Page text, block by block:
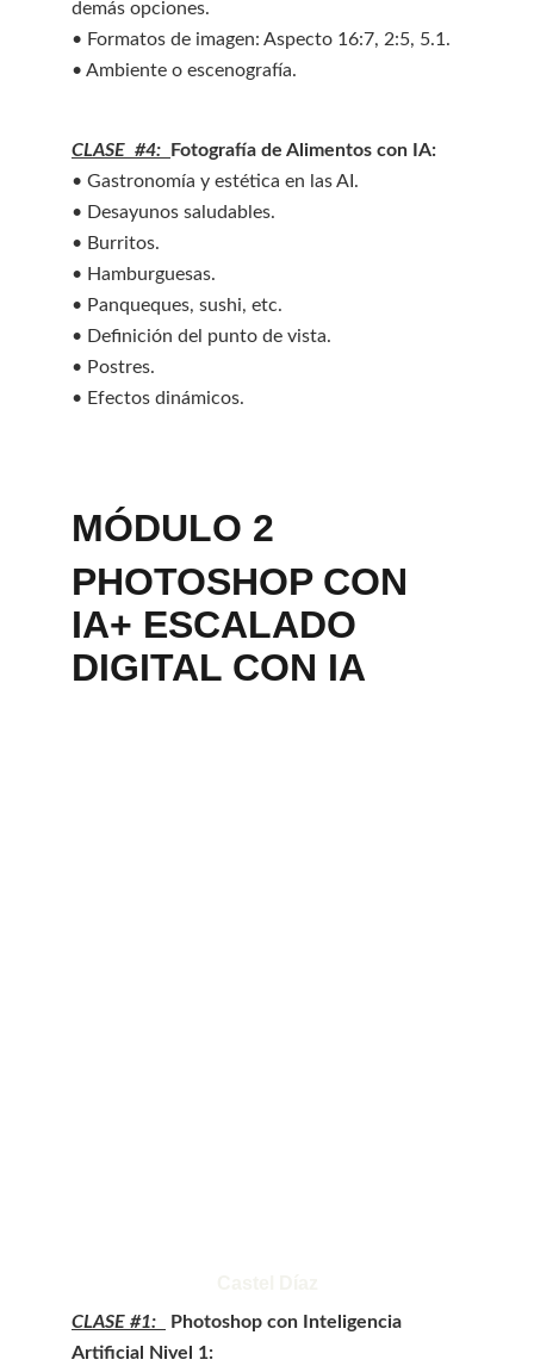
demás opciones.
• Formatos de imagen: Aspecto 16:7, 2:5, 5.1.
• Ambiente o escenografía.
CLASE  #4:
Fotografía de Alimentos con IA:
• Gastronomía y estética en las AI.
• Desayunos saludables.
• Burritos.
• Hamburguesas.
• Panqueques, sushi, etc.
• Definición del punto de vista.
• Postres.
• Efectos dinámicos.
MÓDULO 2
PHOTOSHOP CON
IA+ ESCALADO
DIGITAL CON IA
CLASE #1:
Photoshop con Inteligencia
Artificial Nivel 1: